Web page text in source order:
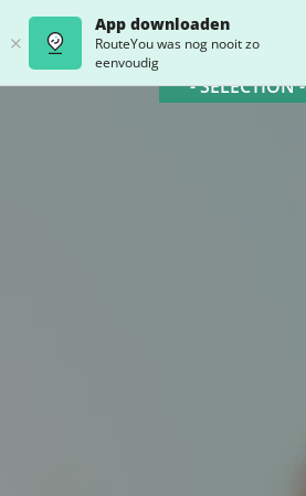
App downloaden
RouteYou was nog nooit zo
eenvoudig
- SELECTION -